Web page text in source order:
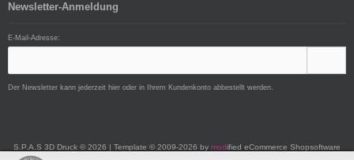
Newsletter-Anmeldung
E-Mail-Adresse:
Der Newsletter kann jederzeit hier oder in Ihrem Kundenkonto abbestellt werden.
S.P.A.S 3D Druck © 2026 | Template © 2009-2026 by modified eCommerce Shopsoftware